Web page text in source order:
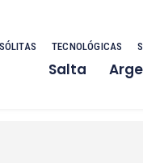
TECNOLÓGICAS
Salta